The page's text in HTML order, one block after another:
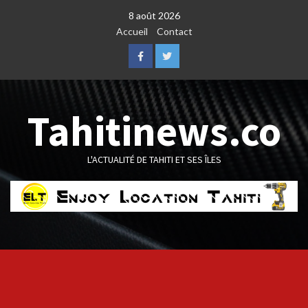
8 août 2026
Accueil
Contact
FacebookTwitter
Tahitinews.co
L'ACTUALITÉ DE TAHITI ET SES ÎLES